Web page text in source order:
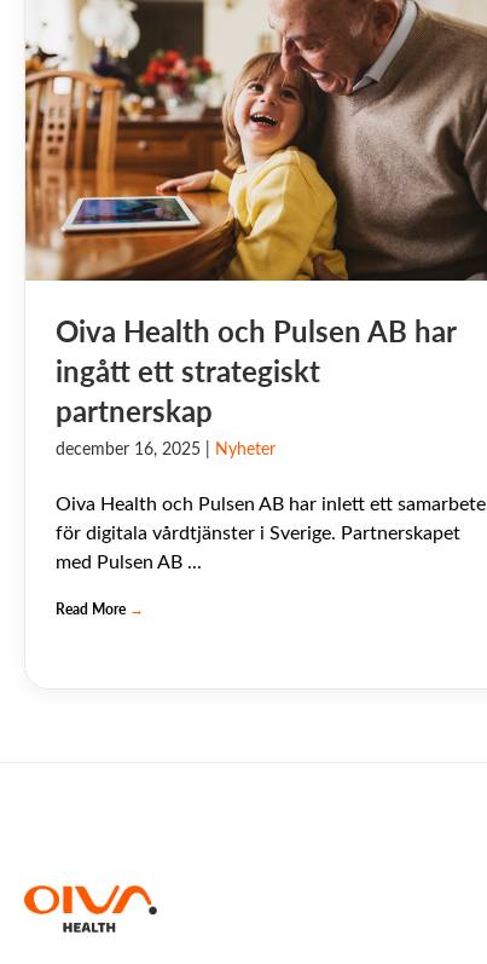
Oiva Health och Pulsen AB har
ingått ett strategiskt
partnerskap
december 16, 2025 | Nyheter
Oiva Health och Pulsen AB har inlett ett samarbete
för digitala vårdtjänster i Sverige. Partnerskapet
med Pulsen AB ...
Read More →